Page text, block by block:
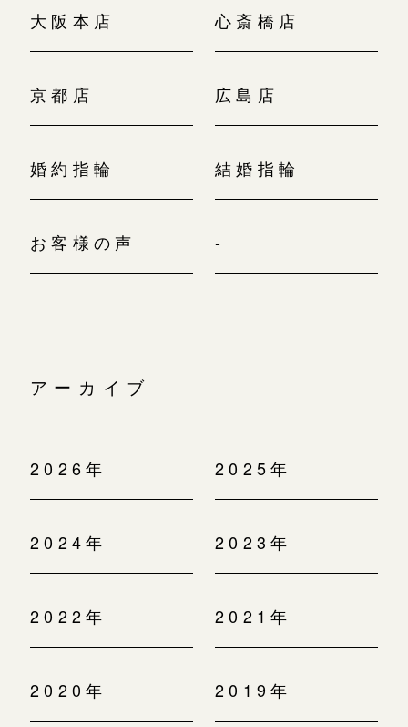
大阪本店 心斎橋店
京都店 広島店
婚約指輪 結婚指輪
お客様の声 -
アーカイブ
2026年 2025年
2024年 2023年
2022年 2021年
2020年 2019年